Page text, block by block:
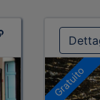
Gratuito